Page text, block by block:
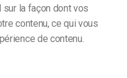
sur la façon dont vos
contenu, ce qui vous
de contenu.